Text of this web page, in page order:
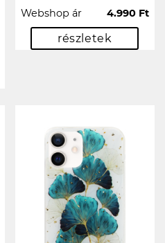
Webshop ár 4.990 Ft
részletek